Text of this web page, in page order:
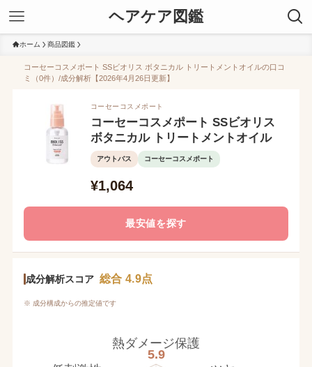
ヘアケア図鑑
ホーム 商品図鑑
コーセーコスメポート SSビオリス ボタニカル トリートメントオイルの口コ
ミ（0件）/成分解析【2026年4月26日更新】
コーセーコスメポート
コーセーコスメポート SSビオリス
ボタニカル トリートメントオイル
アウトバス コーセーコスメポート
¥1,064
最安値を探す
成分解析スコア 総合 4.9点
※ 成分構成からの推定値です
熱ダメージ保護
5.9